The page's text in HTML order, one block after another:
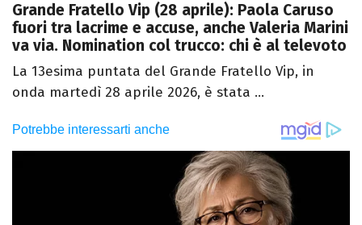
Grande Fratello Vip (28 aprile): Paola Caruso
fuori tra lacrime e accuse, anche Valeria Marini
va via. Nomination col trucco: chi è al televoto
La 13esima puntata del Grande Fratello Vip, in
onda martedì 28 aprile 2026, è stata ...